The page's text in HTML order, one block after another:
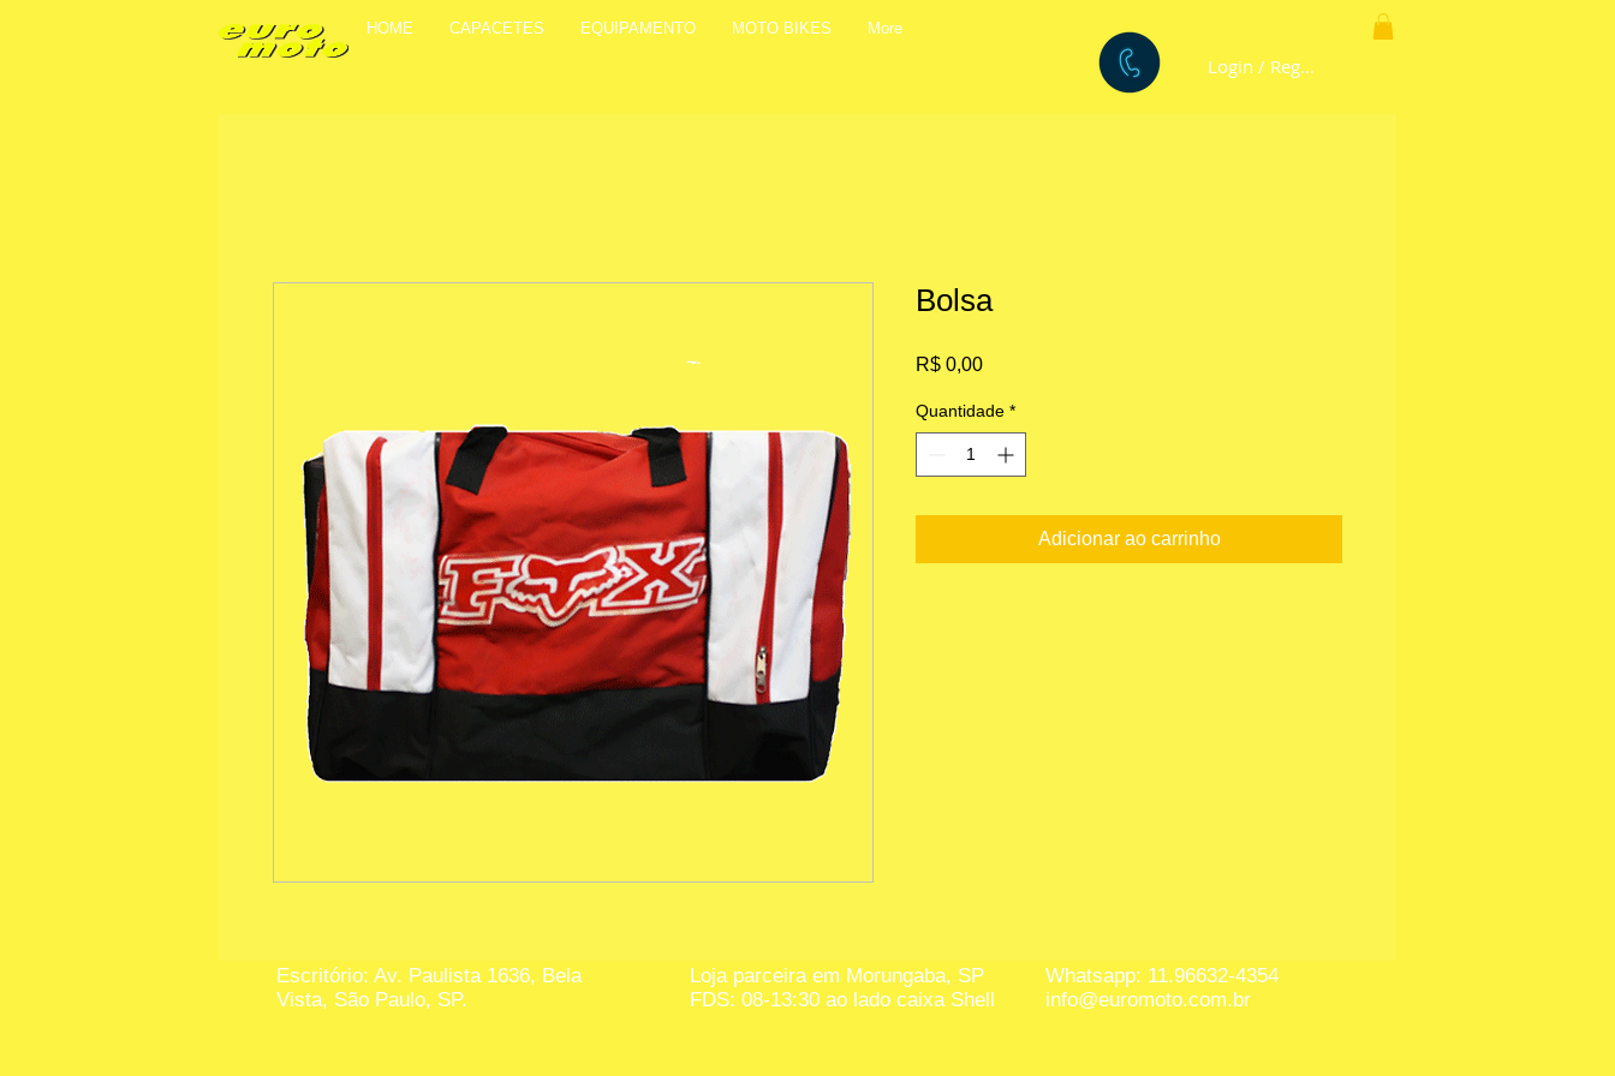
HOME CAPACETES EQUIPAMENTO MOTO BIKES More
Login / Registre-se
Bolsa
R$ 0,00Preço
Quantidade *
Adicionar ao carrinho
Escritório: Av. Paulista 1636, Bela
Vista, São Paulo, SP.
Loja parceira em Morungaba, SP
FDS: 08-13:30 ao lado caixa Shell
Whatsapp: 11.96632-4354
info@euromoto.com.br